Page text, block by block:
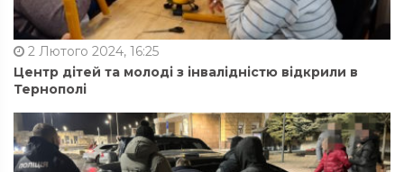
2 Лютого 2024, 16:25
Центр дітей та молоді з інвалідністю відкрили в
Тернополі